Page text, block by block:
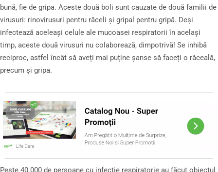
bună, fie de gripa. Aceste două boli sunt cauzate de două familii de
virusuri: rinovirusuri pentru răceli și gripal pentru gripă. Deși
infectează aceleași celule ale mucoasei respiratorii în același
timp, aceste două virusuri nu colaborează, dimpotrivă! Se inhibă
reciproc, astfel încât să aveți mai puține șanse să faceți o răceală,
precum și gripa.
Peste 40.000 de persoane cu infecție respiratorie au făcut obiectul